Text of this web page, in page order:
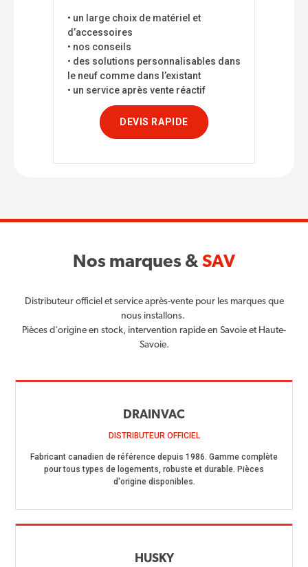
• un large choix de matériel et
d’accessoires
• nos conseils
• des solutions personnalisables dans
le neuf comme dans l’existant
• un service après vente réactif
DEVIS RAPIDE
Nos marques &SAV
Distributeur officiel et service après-vente pour les marques que
nous installons.
Pièces d'origine en stock, intervention rapide en Savoie et Haute-
Savoie.
DRAINVAC
DISTRIBUTEUR OFFICIEL
Fabricant canadien de référence depuis 1986. Gamme complète
pour tous types de logements, robuste et durable. Pièces
d'origine disponibles.
HUSKY